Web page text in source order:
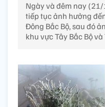
Ngày và đêm nay
tiếp tục ảnh hưởng
Đông Bắc Bộ, sau đó
khu vực Tây Bắc Bộ